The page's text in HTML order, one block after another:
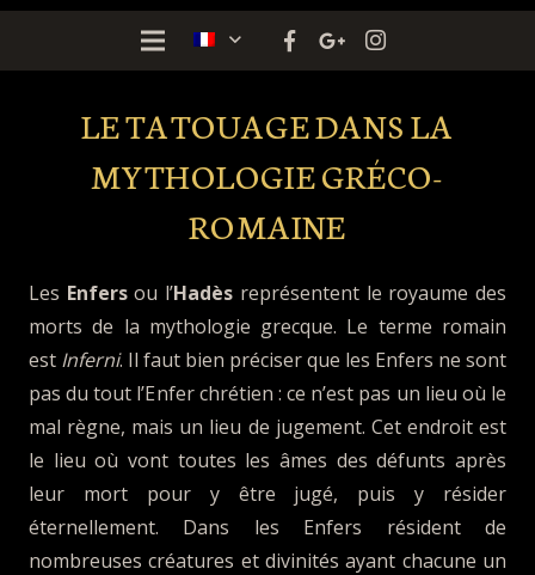
LE TATOUAGE DANS LA
MYTHOLOGIE GRÉCO-
ROMAINE
Les Enfersou l’Hadès représentent le royaume des
morts de la mythologie grecque. Le terme romain
est Inferni. Il faut bien préciser que les Enfers ne sont
pas du tout l’Enfer chrétien : ce n’est pas un lieu où le
mal règne, mais un lieu de jugement. Cet endroit est
le lieu où vont toutes les âmes des défunts après
leur mort pour y être jugé, puis y résider
éternellement. Dans les Enfers résident de
nombreuses créatures et divinités ayant chacune un